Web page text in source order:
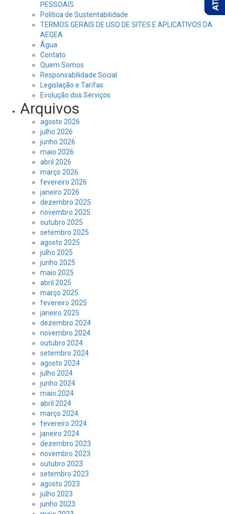
PESSOAIS
Política de Sustentabilidade
TERMOS GERAIS DE USO DE SITES E APLICATIVOS DA
AEGEA
Água
Contato
Quem Somos
Responsabilidade Social
Legislação e Tarifas
Evolução dos Serviços
Arquivos
agosto 2026
julho 2026
junho 2026
maio 2026
abril 2026
março 2026
fevereiro 2026
janeiro 2026
dezembro 2025
novembro 2025
outubro 2025
setembro 2025
agosto 2025
julho 2025
junho 2025
maio 2025
abril 2025
março 2025
fevereiro 2025
janeiro 2025
dezembro 2024
novembro 2024
outubro 2024
setembro 2024
agosto 2024
julho 2024
junho 2024
maio 2024
abril 2024
março 2024
fevereiro 2024
janeiro 2024
dezembro 2023
novembro 2023
outubro 2023
setembro 2023
agosto 2023
julho 2023
junho 2023